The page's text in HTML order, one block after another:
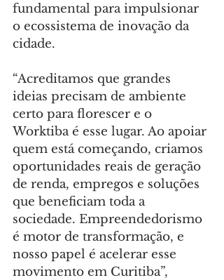
fundamental para impulsionar
o ecossistema de inovação da
cidade.
“Acreditamos que grandes
ideias precisam de ambiente
certo para florescer e o
Worktiba é esse lugar. Ao apoiar
quem está começando, criamos
oportunidades reais de geração
de renda, empregos e soluções
que beneficiam toda a
sociedade. Empreendedorismo
é motor de transformação, e
nosso papel é acelerar esse
movimento em Curitiba”,